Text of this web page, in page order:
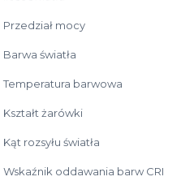
Przedział mocy
Barwa światła
Temperatura barwowa
Kształt żarówki
Kąt rozsyłu światła
Wskaźnik oddawania barw CRI